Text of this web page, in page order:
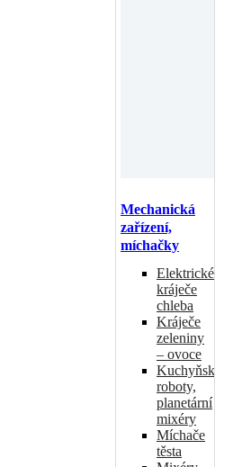
Mechanická
zařízení,
míchačky
Elektrické
kráječe
chleba
Kráječe
zeleniny
– ovoce
Kuchyňské
roboty,
planetární
mixéry
Míchače
těsta